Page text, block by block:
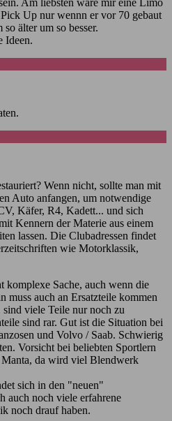
Up nur wennn er vor 70 gebaut
älter um so besser.
Ideen.
Wenn nicht, sollte man mit
Auto anfangen, um notwendige
Käfer, R4, Kadett... und sich
Kennern der Materie aus einem
lassen. Die Clubadressen findet
wie Motorklassik,
komplexe Sache, auch wenn die
muss auch an Ersatzteile kommen
viele Teile nur noch zu
sind rar. Gut ist die Situation bei
und Volvo / Saab. Schwierig
Vorsicht bei beliebten Sportlern
da wird viel Blendwerk
sich in den "neuen"
auch noch viele erfahrene
noch drauf haben.